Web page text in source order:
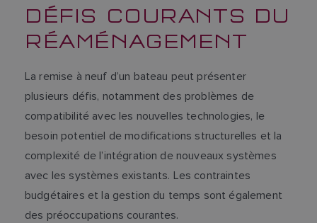
DÉFIS COURANTS DU
RÉAMÉNAGEMENT
La remise à neuf d’un bateau peut présenter
plusieurs défis, notamment des problèmes de
compatibilité avec les nouvelles technologies, le
besoin potentiel de modifications structurelles et la
complexité de l’intégration de nouveaux systèmes
avec les systèmes existants. Les contraintes
budgétaires et la gestion du temps sont également
des préoccupations courantes.